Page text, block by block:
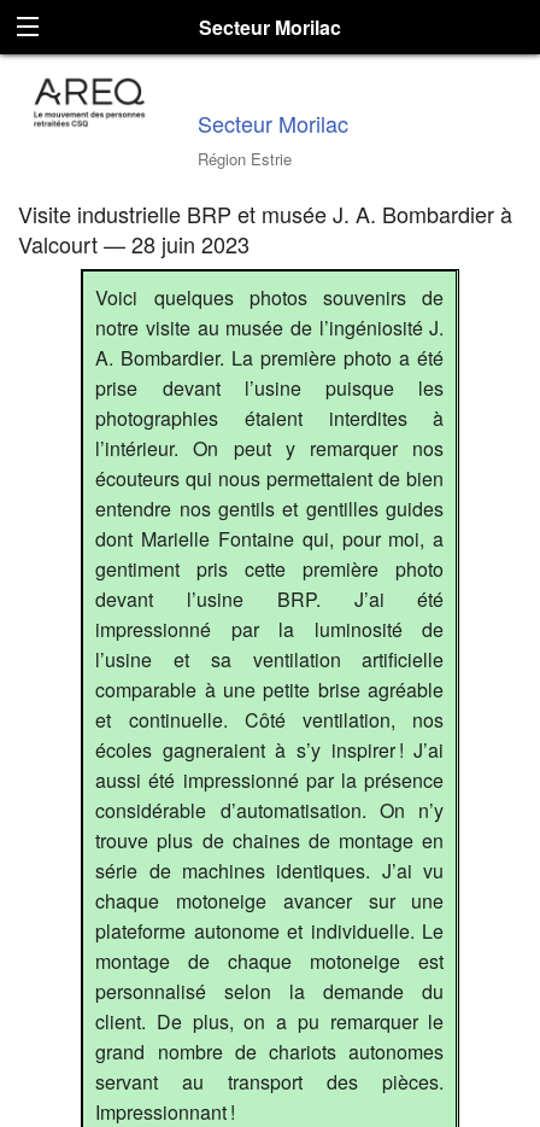
Secteur Morilac
Secteur Morilac
Région Estrie
Visite industrielle BRP et musée J. A. Bombardier à
Valcourt — 28 juin 2023
Voici quelques photos souvenirs de
notre visite au musée de l’ingéniosité J.
A. Bombardier. La première photo a été
prise devant l’usine puisque les
photographies étaient interdites à
l’intérieur. On peut y remarquer nos
écouteurs qui nous permettaient de bien
entendre nos gentils et gentilles guides
dont Marielle Fontaine qui, pour moi, a
gentiment pris cette première photo
devant l’usine BRP. J’ai été
impressionné par la luminosité de
l’usine et sa ventilation artificielle
comparable à une petite brise agréable
et continuelle. Côté ventilation, nos
écoles gagneraient à s’y inspirer ! J’ai
aussi été impressionné par la présence
considérable d’automatisation. On n’y
trouve plus de chaines de montage en
série de machines identiques. J’ai vu
chaque motoneige avancer sur une
plateforme autonome et individuelle. Le
montage de chaque motoneige est
personnalisé selon la demande du
client. De plus, on a pu remarquer le
grand nombre de chariots autonomes
servant au transport des pièces.
Impressionnant !